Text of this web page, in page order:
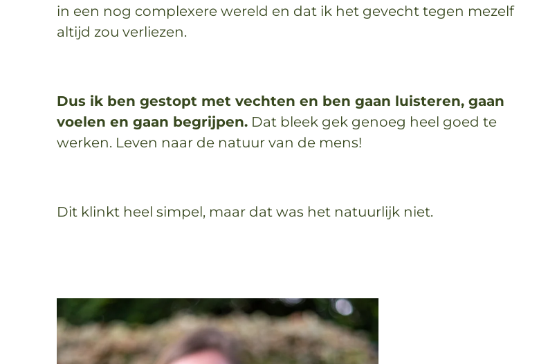
in een nog complexere wereld en dat ik het gevecht tegen mezelf
altijd zou verliezen.
Dus ik ben gestopt met vechten en ben gaan luisteren, gaan
voelen en gaan begrijpen. Dat bleek gek genoeg heel goed te
werken. Leven naar de natuur van de mens!
Dit klinkt heel simpel, maar dat was het natuurlijk niet.